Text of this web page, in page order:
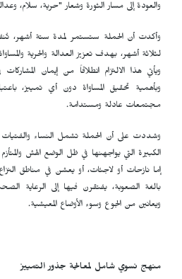
والعودة إلى مسار الثورة وشعار "حرية، سلام،
وأكدت أن الحملة ستستمر لمدة ستة أشهر،
لثلاثة أشهر، بهدف تعزيز العدالة والحرية
ويأتي هذا الالتزام انطلاقاً من إيمان
وبأهمية تحقيق المساواة دون أي تمييز،
مجتمعات عادلة ومستدامة.
وشددت على أن الحملة تشمل النساء والفتيات
الكبيرة التي يواجهنها في ظل الوضع الهش
إما نازحات أو لاجئات، أو يعشن في مناطق
بالغة الصعوبة، يفتقرن فيها إلى الرعاية
ويعانين من الجوع وسوء الأوضاع المعيشية.
منهج نسوي شامل لمعالجة جذور التمييز